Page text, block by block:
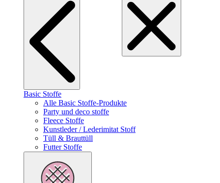
Basic Stoffe
Alle Basic Stoffe-Produkte
Party und deco stoffe
Fleece Stoffe
Kunstleder / Lederimitat Stoff
Tüll & Brauttüll
Futter Stoffe